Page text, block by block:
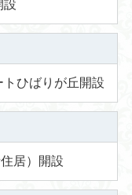
設
ひばりが丘開設
居）開設